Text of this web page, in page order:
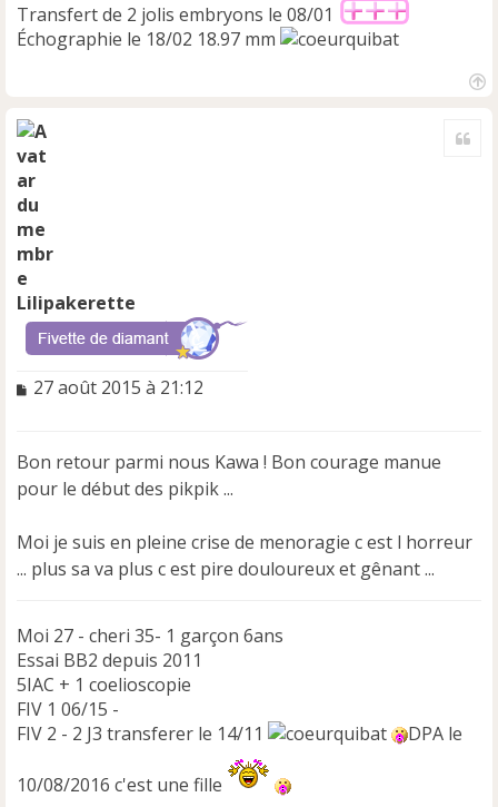
Transfert de 2 jolis embryons le 08/01
Échographie le 18/02 18.97 mm
Lilipakerette
M
a
g
n
o
n
27 août 2015 à 21:12
Bon retour parmi nous Kawa ! Bon courage manue
pour le début des pikpik ...
Moi je suis en pleine crise de menoragie c est l horreur
... plus sa va plus c est pire douloureux et gênant ...
Moi 27 - cheri 35- 1 garçon 6ans
Essai BB2 depuis 2011
5IAC + 1 coelioscopie
FIV 1 06/15 -
FIV 2 - 2 J3 transferer le 14/11
DPA le
10/08/2016 c'est une fille